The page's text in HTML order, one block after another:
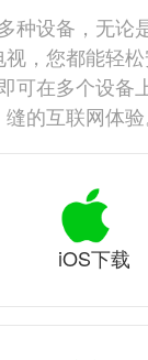
种设备，无论
，您都能轻松
可在多个设备
缝的互联网体验
iOS下载